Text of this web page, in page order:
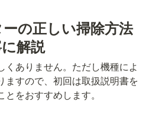
の正しい掃除方法
解説
くありません。ただし機種によ
ますので、初回は取扱説明書を
をおすすめします。